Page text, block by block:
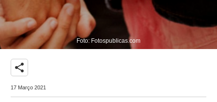
Foto: Fotospublicas.com
share
17 Março 2021